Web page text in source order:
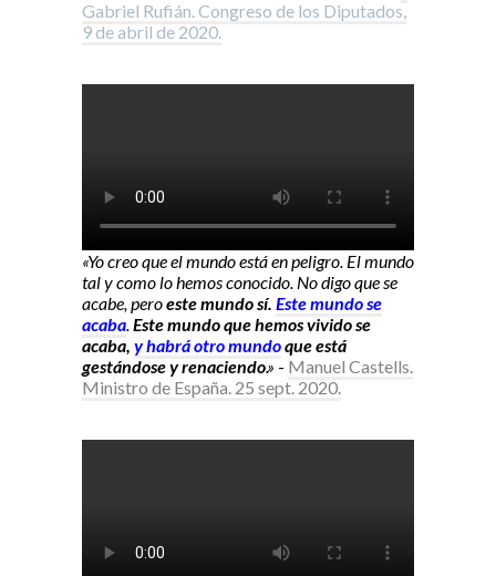
Gabriel Rufián. Congreso de los Diputados,
9 de abril de 2020.
«Yo creo que el mundo está en peligro. El mundo
tal y como lo hemos conocido. No digo que se
acabe, peroeste mundo sí. Este mundo se
acaba.Este mundo que hemos vivido se
acaba, y habrá otro mundoque está
gestándose y renaciendo.» - Manuel Castells.
Ministro de España. 25 sept. 2020.